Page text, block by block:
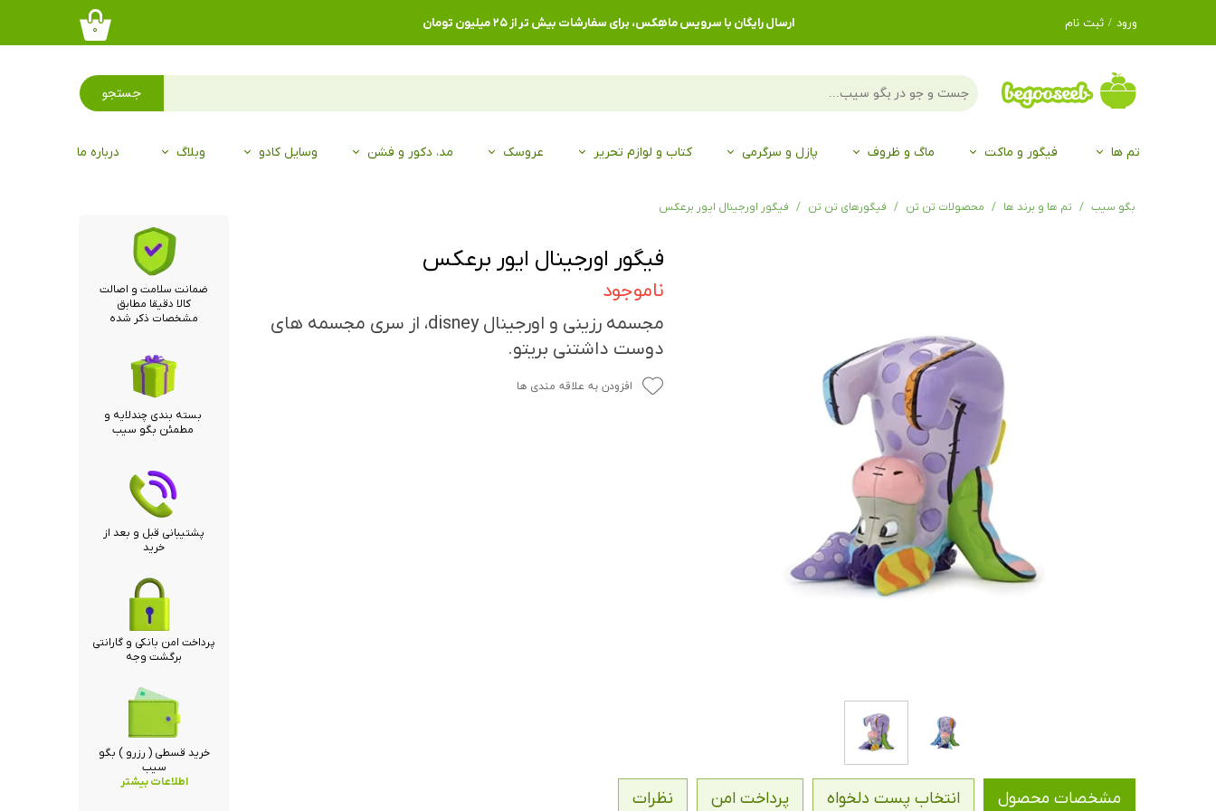
۰ ورود / ثبت نام
حساب کاربری من
تغییر گذر واژه
خروج از حساب
ارسال رایگان با سرویس ماهِکس، برای سفارشات بیش تر از ۲۵ میلیون تومان
جستجو
تم ها فیگور و ماکت ماگ و ظروف پازل و سرگرمی کتاب و لوازم تحریر عروسک مد، دکور و فشن وسایل کادو وبلاگ درباره ما
بگو سیب تم ها و برند ها محصولات تن تن فیگورهای تن تن فیگور اورجینال ایور برعکس
فیگور اورجینال ایور برعکس
ناموجود
مجسمه رزینی و اورجینال disney، از سری مجسمه های
دوست داشتنی بریتو.
افزودن به علاقه مندی ها
مشخصات محصول انتخاب پست دلخواه پرداخت امن نظرات
ضمانت سلامت و اصالت
کالا دقیقا مطابق
مشخصات ذکر شده
بسته بندی چندلایه و
مطمئن بگو سیب
پشتیبانی قبل و بعد از
خرید
خرید قسطی ( رزرو ) بگو
سیب
اطلاعات بیشتر
پرداخت امن بانکی و گارانتی
برگشت وجه